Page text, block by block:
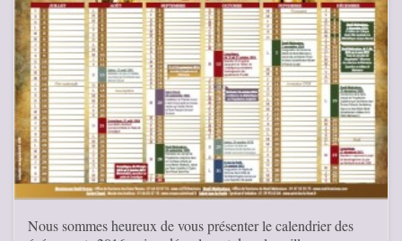
Nous sommes heureux de vous présenter le calendrier des